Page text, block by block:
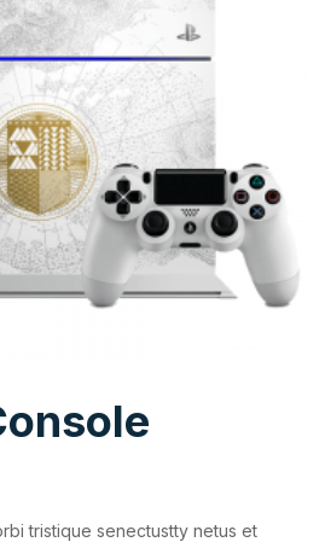
tristique senectustty netus et